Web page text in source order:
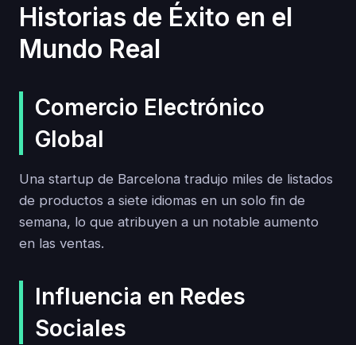
Historias de Éxito en el
Mundo Real
Comercio Electrónico
Global
Una startup de Barcelona tradujo miles de listados
de productos a siete idiomas en un solo fin de
semana, lo que atribuyen a un notable aumento
en las ventas.
Influencia en Redes
Sociales